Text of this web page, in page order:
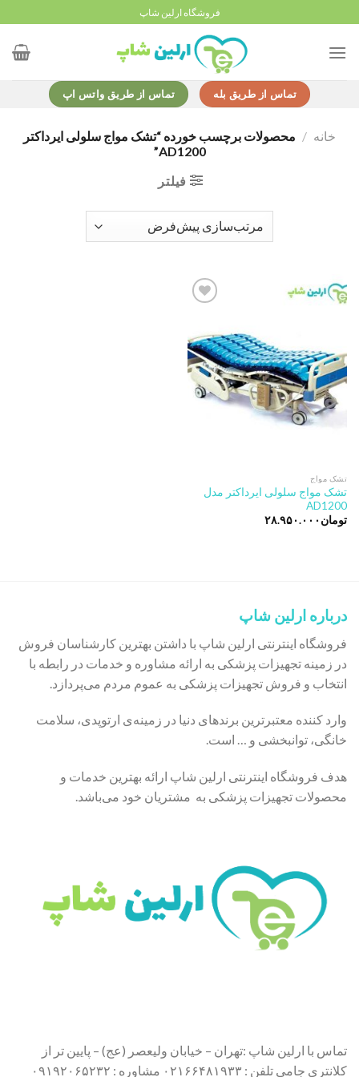
to
content
فروشگاه ارلین شاپ
تماس از طریق بله تماس از طریق واتس اپ
خانه / محصولات برچسب خورده “تشک مواج سلولی ایرداکتر
AD1200”
فیلتر
Add to
wishlist
تشک مواج
تشک مواج سلولی ایرداکتر مدل
AD1200
تومان ۲۸.۹۵۰.۰۰۰
درباره ارلین شاپ
فروشگاه اینترنتی ارلین شاپ با داشتن بهترین کارشناسان فروش
در زمینه تجهیزات پزشکی به ارائه مشاوره و خدمات در رابطه با
انتخاب و فروش تجهیزات پزشکی به عموم مردم می‌پردازد.
وارد کننده معتبرترین برندهای دنیا در زمینه‌ی ارتوپدی، سلامت
خانگی، توانبخشی و … است.
هدف فروشگاه اینترنتی ارلین شاپ ارائه بهترین خدمات و
محصولات تجهیزات پزشکی به مشتریان خود می‌باشد.
تماس با ارلین شاپ :تهران – خیابان ولیعصر (عج) – پایین تر از
کلانتری جامی تلفن : ۰۲۱۶۶۴۸۱۹۳۳ مشاوره : ۰۹۱۹۲۰۶۵۲۳۲